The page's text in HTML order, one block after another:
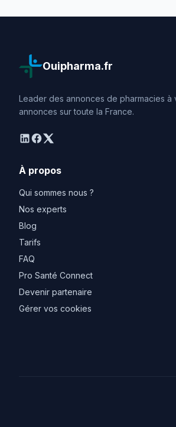
Ouipharma.fr
Leader des annonces de pharmacies
annonces sur toute la France.
linkedin
facebook
twitter
À propos
Qui sommes nous ?
Nos experts
Blog
Tarifs
FAQ
Pro Santé Connect
Devenir partenaire
Gérer vos cookies